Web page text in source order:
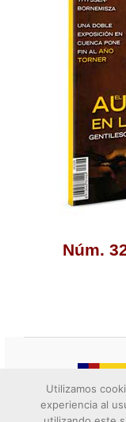
Núm.
Utilizamos
experiencia al